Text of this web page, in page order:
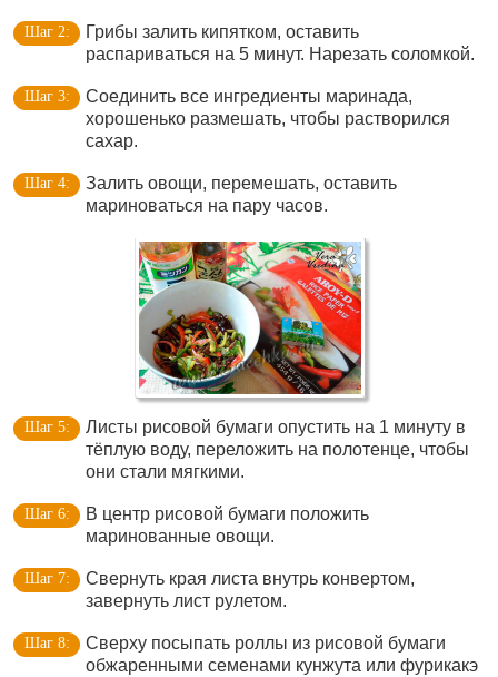
Грибы залить кипятком, оставить
распариваться на 5 минут. Нарезать соломкой.
Соединить все ингредиенты маринада,
хорошенько размешать, чтобы растворился
сахар.
Залить овощи, перемешать, оставить
мариноваться на пару часов.
Листы рисовой бумаги опустить на 1 минуту в
тёплую воду, переложить на полотенце, чтобы
они стали мягкими.
В центр рисовой бумаги положить
маринованные овощи.
Свернуть края листа внутрь конвертом,
завернуть лист рулетом.
Сверху посыпать роллы из рисовой бумаги
обжаренными семенами кунжута или фурикакэ